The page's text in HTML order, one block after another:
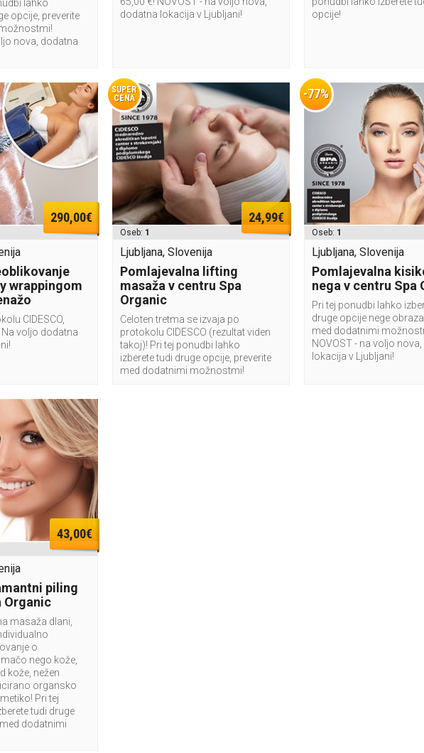
lahko
opcije, preverite
nova, dodatna
dodatna lokacija v Ljubljani!
opcije!
290,00€
wrappingom
CIDESCO,
voljo dodatna
SUPER
CENA
24,99€
Oseb: 1
Ljubljana, Slovenija
Pomlajevalna lifting
masaža v centru Spa
Organic
Celoten tretma se izvaja po
protokolu CIDESCO (rezultat viden
takoj)! Pri tej ponudbi lahko
izberete tudi druge opcije, preverite
med dodatnimi možnostmi!
-77%
Oseb: 1
Ljubljana, Slovenija
Pomlajevalna
nega v centru Spa
Pri tej ponudbi lahko
druge opcije nege
med dodatnimi
NOVOST - na voljo
lokacija v Ljubljani!
43,00€
piling
Organic
masaža dlani,
o
nego kože,
kože, nežen
organsko
Pri tej
tudi druge
dodatnimi